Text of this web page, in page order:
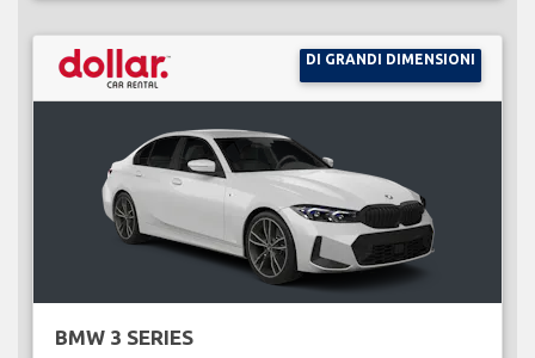
DI GRANDI DIMENSIONI
BMW 3 SERIES